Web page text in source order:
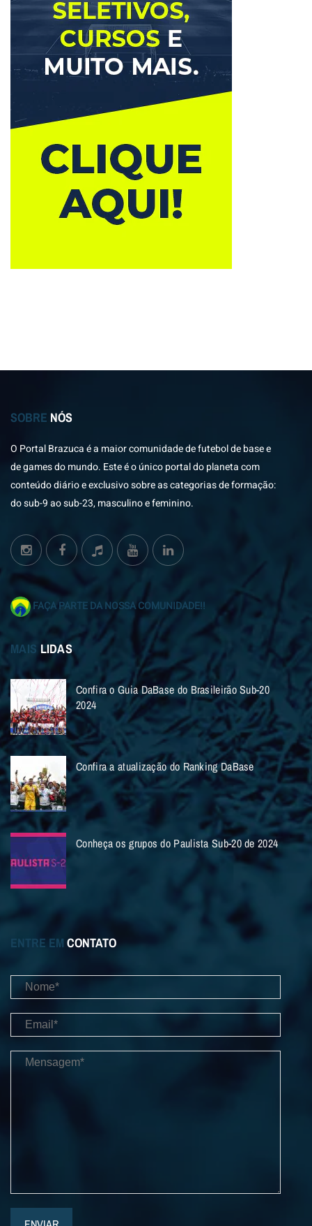
SOBRE NÓS
O Portal Brazuca é a maior comunidade de futebol de base e
de games do mundo. Este é o único portal do planeta com
conteúdo diário e exclusivo sobre as categorias de formação:
do sub-9 ao sub-23, masculino e feminino.
FAÇA PARTE DA NOSSA COMUNIDADE!!
MAIS LIDAS
Confira o Guia DaBase do Brasileirão Sub-20
2024
Confira a atualização do Ranking DaBase
Conheça os grupos do Paulista Sub-20 de 2024
ENTRE EM CONTATO